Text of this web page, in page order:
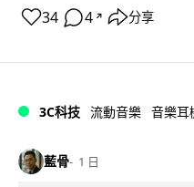
34 4 ↗ 分享
3C科技 流動音樂 音樂耳
藍骨 1 日